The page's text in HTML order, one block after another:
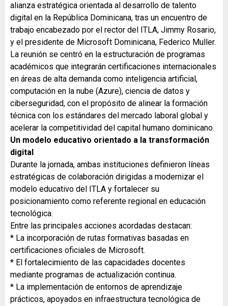
alianza estratégica orientada al desarrollo de talento
digital en la República Dominicana, tras un encuentro de
trabajo encabezado por el rector del ITLA, Jimmy Rosario,
y el presidente de Microsoft Dominicana, Federico Muller.
La reunión se centró en la estructuración de programas
académicos que integrarán certificaciones internacionales
en áreas de alta demanda como inteligencia artificial,
computación en la nube (Azure), ciencia de datos y
ciberseguridad, con el propósito de alinear la formación
técnica con los estándares del mercado laboral global y
acelerar la competitividad del capital humano dominicano.
Un modelo educativo orientado a la transformación
digital
Durante la jornada, ambas instituciones definieron líneas
estratégicas de colaboración dirigidas a modernizar el
modelo educativo del ITLA y fortalecer su
posicionamiento como referente regional en educación
tecnológica.
Entre las principales acciones acordadas destacan:
* La incorporación de rutas formativas basadas en
certificaciones oficiales de Microsoft.
* El fortalecimiento de las capacidades docentes
mediante programas de actualización continua.
* La implementación de entornos de aprendizaje
prácticos, apoyados en infraestructura tecnológica de